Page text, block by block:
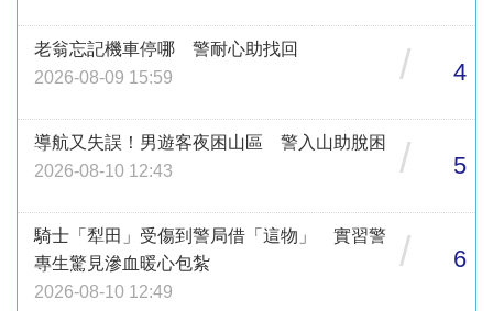
老翁忘記機車停哪 警耐心助找回
2026-08-09 15:59
/ 4
導航又失誤！男遊客夜困山區 警入山助脫困
2026-08-10 12:43
/ 5
騎士「犁田」受傷到警局借「這物」 實習警
專生驚見滲血暖心包紮
2026-08-10 12:49
/ 6